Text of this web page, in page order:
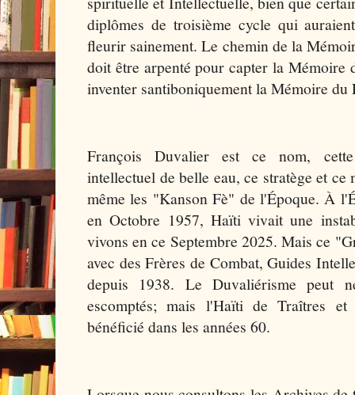
diplômes de troisième cycle qui
fleurir sainement. Le chemin de la
doit être arpenté pour capter la Mémoire
inventer santiboniquement la Mémoire du
François Duvalier est ce nom,
intellectuel de belle eau, ce stratège et
même les "Kanson Fè" de l'Époque. À
en Octobre 1957, Haïti vivait une
vivons en ce Septembre 2025. Mais ce
avec des Frères de Combat, Guides
depuis 1938. Le Duvaliérisme peut
escomptés; mais l'Haïti de Traîtres et
bénéficié dans les années 60.